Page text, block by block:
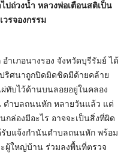
ถ่วงน้ำ หลวงพ่อเตือนสติเป็น
วรจองกรรม
เภอนางรอง จังหวัดบุรีรัมย์ ได้
ริศนาถูกปิดมิดชิดมีด้ายคล้าย
ทับไว้ด้านบนลอยอยู่ในคลอง
ำบลถนนหัก หลายวันแล้ว แต่
กล่องมีอะไร อาจจะเป็นสิ่งที่ผิด
รับแจ้งกำนันตำบลถนนหัก พร้อม
ผู้ใหญ่บ้าน ร่วมลงพื้นที่ตรวจ